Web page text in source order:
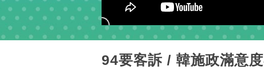
94要客訴 / 韓施政滿意